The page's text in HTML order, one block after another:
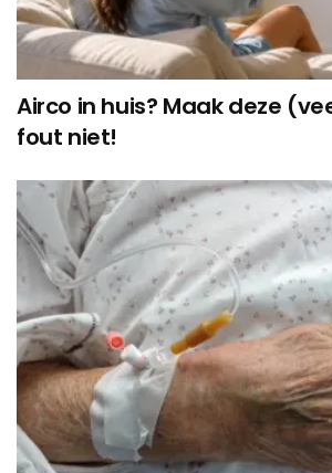
Airco in huis? Maak deze
fout niet!